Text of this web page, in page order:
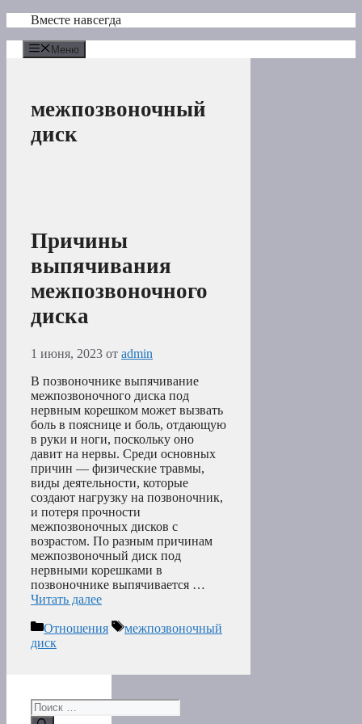
Перейти
содержимому
Вместе навсегда
Меню
межпозвоночный
диск
Причины
выпячивания
межпозвоночного
диска
1 июня, 2023 от admin
В позвоночнике выпячивание
межпозвоночного диска под
нервным корешком может вызвать
боль в пояснице и боль, отдающую
в руки и ноги, поскольку оно
давит на нервы. Среди основных
причин — физические травмы,
виды деятельности, которые
создают нагрузку на позвоночник,
и потеря прочности
межпозвоночных дисков с
возрастом. По разным причинам
межпозвоночный диск под
нервными корешками в
позвоночнике выпячивается …
Читать далее
Рубрики
Отношения Метки
межпозвоночный
диск
Поиск: